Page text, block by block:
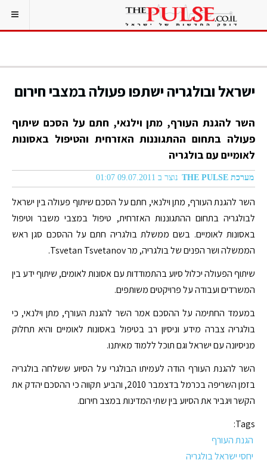
ישראל ובולגריה ישתפו פעולה במצבי חירום
השר להגנת העורף, מתן וילנאי, חתם על הסכם שיתוף
פעולה בתחום ההתגוננות האזרחית והטיפול באסונות
לאומיים עם בולגריה
מערכת THE PULSE נוצר ב 09.07.2011 01:07
השר להגנת העורף, מתן וילנאי, חתם על הסכם שיתוף פעולה בין ישראל
לבולגריה בתחום ההתגוננות האזרחית, טיפול במצבי משבר וטיפול
באסונות לאומיים. בשם ממשלת בולגריה חתם על ההסכם סגן ראש
הממשלה ושר הפנים של בולגריה, מר Tsvetan Tsvetanov.
שיתוף הפעולה יכלול סיוע בהתמודדות עם אסונות לאומים, שיתוף ידע בין
המשרדים ועבודה על פרויקטים משותפים.
במעמד החתימה על ההסכם אמר השר להגנת העורף, מתן וילנאי, כי
בולגריה צברה מידע וניסיון רב בטיפול באסונות לאומיים והיא תחלוק
מניסיונה עם ישראל וגם תוכל ללמוד מאיתנו.
השר להגנת העורף הודה לעמיתו הבולגרי על הסיוע ששלחה בולגריה
בזמן השריפה בכרמל בדצמבר 2010, והביע תקווה כי ההסכם יהדק את
הקשר ויגביר את הסיוע בין שתי המדינות במצב חירום.
Tags:
הגנת העורף
יחסי ישראל בולגריה